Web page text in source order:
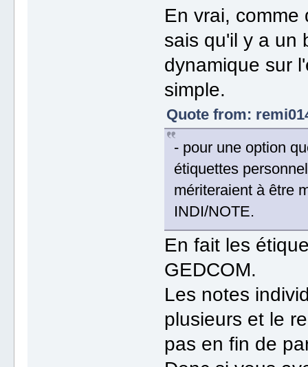
En vrai,
sais qu'il y a un
dynamique sur
simple.
Quote from:
- pour une option
étiquettes
mériteraient à être
INDI/NOTE.
En fait les
GEDCOM.
Les notes
plusieurs et le
pas en fin de